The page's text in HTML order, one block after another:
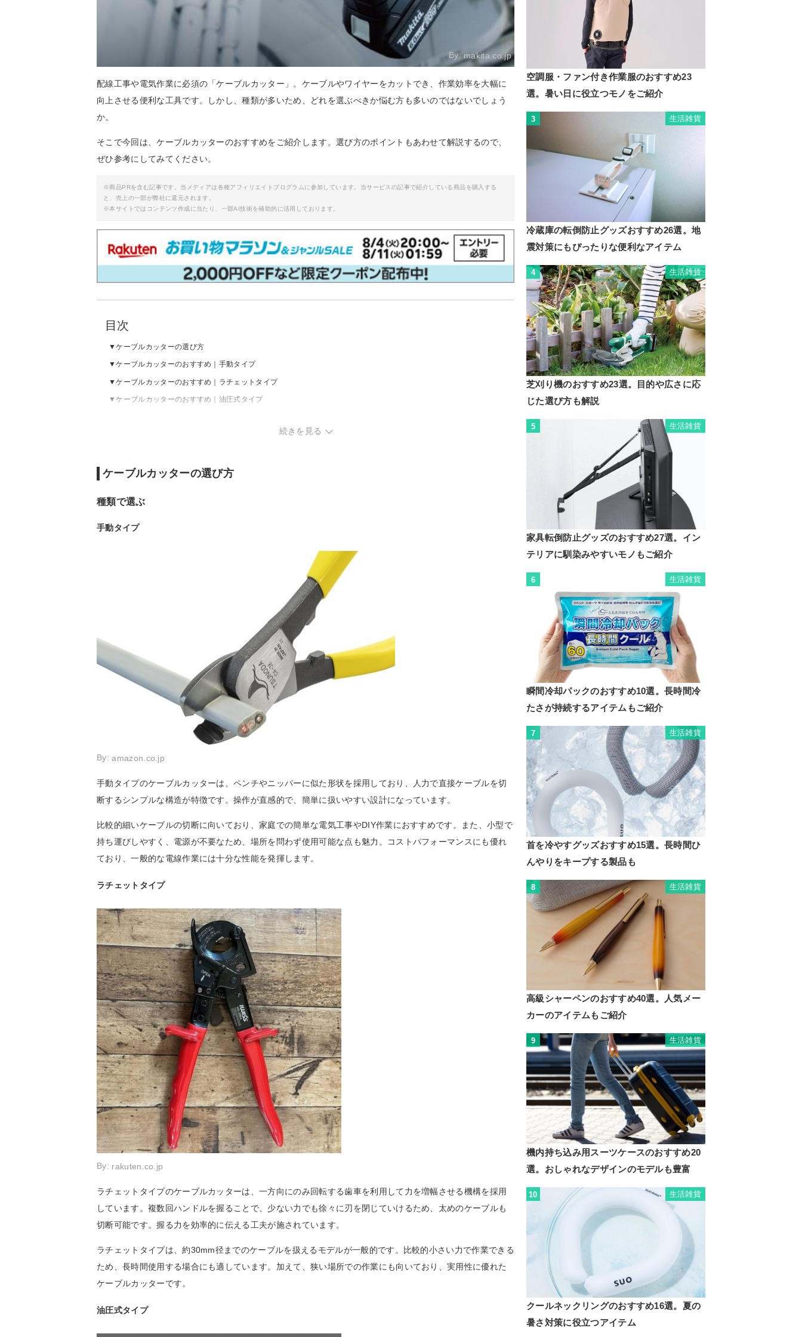
By: makita.co.jp
配線工事や電気作業に必須の「ケーブルカッター」。ケーブルやワイヤーをカットでき、作業効率を大幅に
向上させる便利な工具です。しかし、種類が多いため、どれを選ぶべきか悩む方も多いのではないでしょう
か。
そこで今回は、ケーブルカッターのおすすめをご紹介します。選び方のポイントもあわせて解説するので、
ぜひ参考にしてみてください。
※商品PRを含む記事です。当メディアは各種アフィリエイトプログラムに参加しています。当サービスの記事で紹介している商品を購入する
と、売上の一部が弊社に還元されます。
※本サイトではコンテンツ作成に当たり、一部AI技術を補助的に活用しております。
目次
ケーブルカッターの選び方
ケーブルカッターのおすすめ｜手動タイプ
ケーブルカッターのおすすめ｜ラチェットタイプ
ケーブルカッターのおすすめ｜油圧式タイプ
続きを見る
ケーブルカッターの選び方
種類で選ぶ
手動タイプ
By:amazon.co.jp
手動タイプのケーブルカッターは、ペンチやニッパーに似た形状を採用しており、人力で直接ケーブルを切
断するシンプルな構造が特徴です。操作が直感的で、簡単に扱いやすい設計になっています。
比較的細いケーブルの切断に向いており、家庭での簡単な電気工事やDIY作業におすすめです。また、小型で
持ち運びしやすく、電源が不要なため、場所を問わず使用可能な点も魅力。コストパフォーマンスにも優れ
ており、一般的な電線作業には十分な性能を発揮します。
ラチェットタイプ
By: rakuten.co.jp
ラチェットタイプのケーブルカッターは、一方向にのみ回転する歯車を利用して力を増幅させる機構を採用
しています。複数回ハンドルを握ることで、少ない力でも徐々に刃を閉じていけるため、太めのケーブルも
切断可能です。握る力を効率的に伝える工夫が施されています。
ラチェットタイプは、約30mm径までのケーブルを扱えるモデルが一般的です。比較的小さい力で作業できる
ため、長時間使用する場合にも適しています。加えて、狭い場所での作業にも向いており、実用性に優れた
ケーブルカッターです。
油圧式タイプ
空調服・ファン付き作業服のおすすめ23
選。暑い日に役立つモノをご紹介
3 生活雑貨
冷蔵庫の転倒防止グッズおすすめ26選。地
震対策にもぴったりな便利なアイテム
4 生活雑貨
芝刈り機のおすすめ23選。目的や広さに応
じた選び方も解説
5 生活雑貨
家具転倒防止グッズのおすすめ27選。イン
テリアに馴染みやすいモノもご紹介
6 生活雑貨
瞬間冷却パックのおすすめ10選。長時間冷
たさが持続するアイテムもご紹介
7 生活雑貨
首を冷やすグッズおすすめ15選。長時間ひ
んやりをキープする製品も
8 生活雑貨
高級シャーペンのおすすめ40選。人気メー
カーのアイテムもご紹介
9 生活雑貨
機内持ち込み用スーツケースのおすすめ20
選。おしゃれなデザインのモデルも豊富
10 生活雑貨
クールネックリングのおすすめ16選。夏の
暑さ対策に役立つアイテム